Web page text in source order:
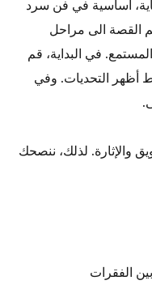
أساسية في فن سرد
القصة الى مراحل
في البداية، قم
أظهر التحديات. وفي
والإثارة. لذلك، ننصحك
الفقرات